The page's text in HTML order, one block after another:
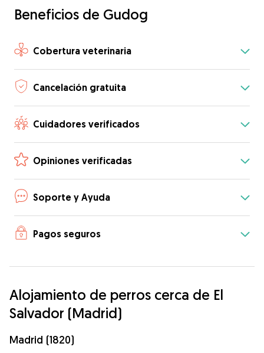
Beneficios de Gudog
Cobertura veterinaria
Cancelación gratuita
Cuidadores verificados
Opiniones verificadas
Soporte y Ayuda
Pagos seguros
Alojamiento de perros cerca de El
Salvador (Madrid)
Madrid (1820)